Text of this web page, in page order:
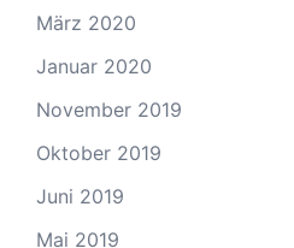
März 2020
Januar 2020
November 2019
Oktober 2019
Juni 2019
Mai 2019